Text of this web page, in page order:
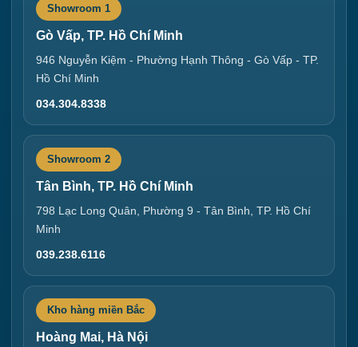
Showroom 1
Gò Vấp, TP. Hồ Chí Minh
946 Nguyễn Kiệm - Phường Hạnh Thông - Gò Vấp - TP.
Hồ Chí Minh
034.304.8338
Showroom 2
Tân Bình, TP. Hồ Chí Minh
798 Lạc Long Quân, Phường 9 - Tân Bình, TP. Hồ Chí
Minh
039.238.6116
Kho hàng miền Bắc
Hoàng Mai, Hà Nội